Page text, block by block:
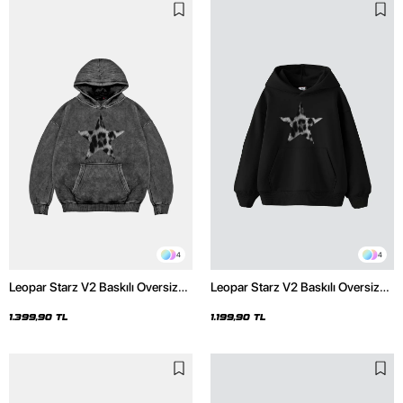
4
Leopar Starz V2 Baskılı Oversize
Hoodie
1.399,90 TL
4
Leopar Starz V2 Baskılı Oversize
1.199,90 TL